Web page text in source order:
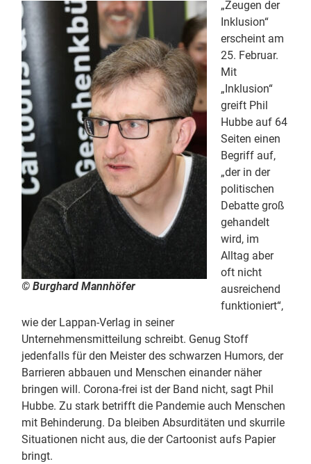
© Burghard Mannhöfer
„Zeugen der
Inklusion“
erscheint am
25. Februar.
Mit
„Inklusion“
greift Phil
Hubbe auf 64
Seiten einen
Begriff auf,
„der in der
politischen
Debatte groß
gehandelt
wird, im
Alltag aber
oft nicht
ausreichend
funktioniert“,
wie der Lappan-Verlag in seiner
Unternehmensmitteilung schreibt. Genug Stoff
jedenfalls für den Meister des schwarzen Humors, der
Barrieren abbauen und Menschen einander näher
bringen will. Corona-frei ist der Band nicht, sagt Phil
Hubbe. Zu stark betrifft die Pandemie auch Menschen
mit Behinderung. Da bleiben Absurditäten und skurrile
Situationen nicht aus, die der Cartoonist aufs Papier
bringt.